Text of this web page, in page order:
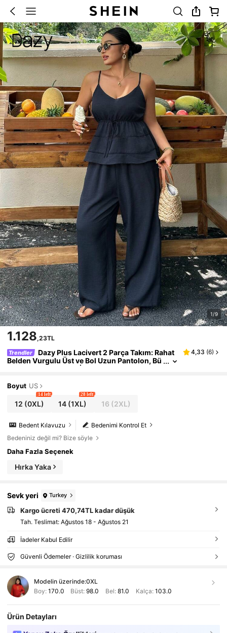
1/9
1.128,23TL
Trendler
Dazy Plus Lacivert 2 Parça Takım: Rahat
Belden Vurgulu Üst ve Bol Uzun Pantolon, Bü
yük Beden, Tatil Stili, İlkbahar/Yaz
4,33 (6)
Boyut US
12 (0XL)
14 left
14 (1XL)
28 left
16 (2XL)
Bedenimi Kontrol Et
Bedent Kılavuzu
Bedeniniz değil mi? Bize söyle
Daha Fazla Seçenek
Hırka Yaka
Sevk yeri Turkey
Kargo ücreti 470,74TL kadar düşük
Tah. Teslimat: Ağustos 18 - Ağustos 21
İadeler Kabul Edilir
Güvenli Ödemeler · Gizlilik koruması
Modelin üzerinde:0XL
Boy: 170.0 Büst:98.0 Bel: 81.0 Kalça: 103.0
Ürün Detayları